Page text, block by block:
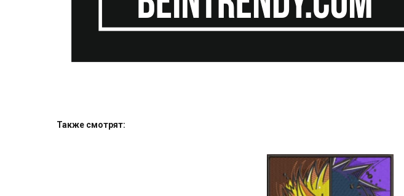
Также смотрят: